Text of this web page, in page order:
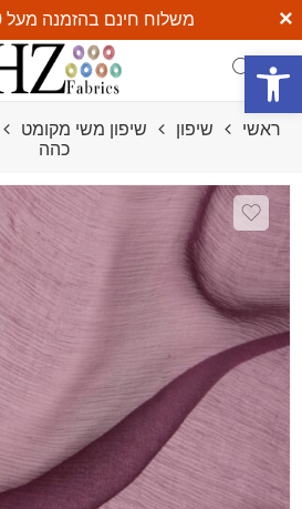
פתח סרגל נגישות
משלוח חינם ומהיר בכל קנייה מעל 300 ₪
ראשי שיפון שיפון משי מקומט
כהה
משלוח חינם בהזמנה מעל 300 שקלים! ×